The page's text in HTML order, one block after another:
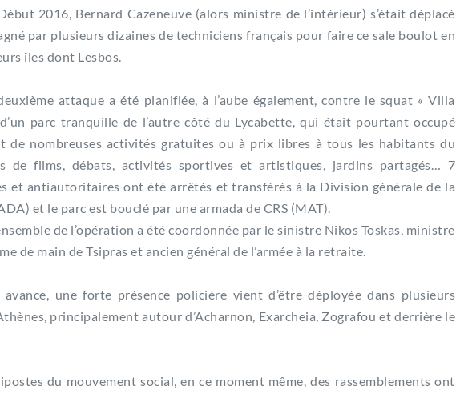
2016, Bernard Cazeneuve (alors ministre de l’intérieur) s’était déplacé
par plusieurs dizaines de techniciens français pour faire ce sale boulot en
îles dont Lesbos.
attaque a été planifiée, à l’aube également, contre le squat « Villa
parc tranquille de l’autre côté du Lycabette, qui était pourtant occupé
de nombreuses activités gratuites ou à prix libres à tous les habitants du
de films, débats, activités sportives et artistiques, jardins partagés… 7
et antiautoritaires ont été arrêtés et transférés à la Division générale de la
et le parc est bouclé par une armada de CRS (MAT).
de l’opération a été coordonnée par le sinistre Nikos Toskas, ministre
de main de Tsipras et ancien général de l’armée à la retraite.
une forte présence policière vient d’être déployée dans plusieurs
principalement autour d’Acharnon, Exarcheia, Zografou et derrière le
du mouvement social, en ce moment même, des rassemblements ont